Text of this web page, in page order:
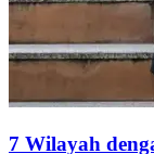
7 Wilayah